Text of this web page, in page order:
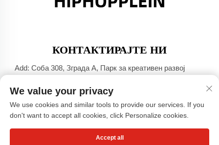
КОНТАКТИРАЈТЕ НИ
Add: Соба 308, Зграда А, Парк за креативен развој
Тел:+86-17304049586
Е-пошта:[email protected]
Авторски права © Гуангџоу Сиаохонгшу Компанија за
We value your privacy
We use cookies and similar tools to provide our services. If you
don't want to accept all cookies, click Personalize cookies.
Accept all